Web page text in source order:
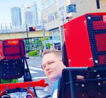
FAQ
Buchung
Tokio Akihabara#1
Tokio Shibuya